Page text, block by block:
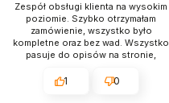
Zespół obsługi klienta na wysokim
poziomie. Szybko otrzymałam
zamówienie, wszystko było
kompletne oraz bez wad. Wszystko
pasuje do opisów na stronie,
zapakowana, a do tego wyglądała
1 0